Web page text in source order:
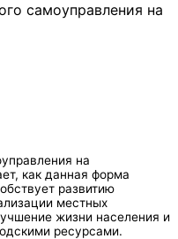
самоуправления на
на
как данная форма
развитию
местных
жизни населения и
ресурсами.